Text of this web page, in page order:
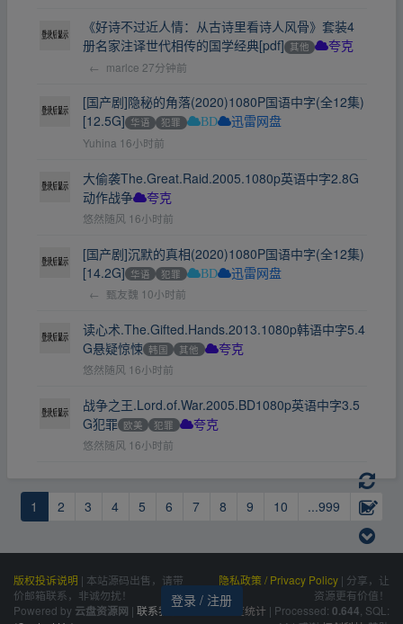
登录 / 注册
《好诗不过近人情：从古诗里看诗人风骨》套装4
册名家注译世代相传的国学经典[pdf] 其他 夸克
← marlce 27分钟前
[国产剧]隐秘的角落(2020)1080P国语中字(全12集)
[12.5G] 华语 犯罪 BD 迅雷网盘
Yuhina 16小时前
大偷袭The.Great.Raid.2005.1080p英语中字2.8G
动作战争
夸克
悠然随风 16小时前
[国产剧]沉默的真相(2020)1080P国语中字(全12集)
[14.2G] 华语 犯罪 BD 迅雷网盘
← 甄友魏 10小时前
读心术.The.Gifted.Hands.2013.1080p韩语中字5.4
G悬疑惊悚 韩国 其他 夸克
悠然随风 16小时前
战争之王.Lord.of.War.2005.BD1080p英语中字3.5
G犯罪 欧美 犯罪 夸克
悠然随风 16小时前
1 2 3 4 5 6 7 8 9 10 ...999 ▶
版权投诉说明 | 本站源码出售，请带
价邮箱联系，非诚勿扰！
隐私政策 / Privacy Policy | 分享，让
资源更有价值！
Powered by 云盘资源网 | 联系我们
百度统计 | Processed: 0.644 , SQL: